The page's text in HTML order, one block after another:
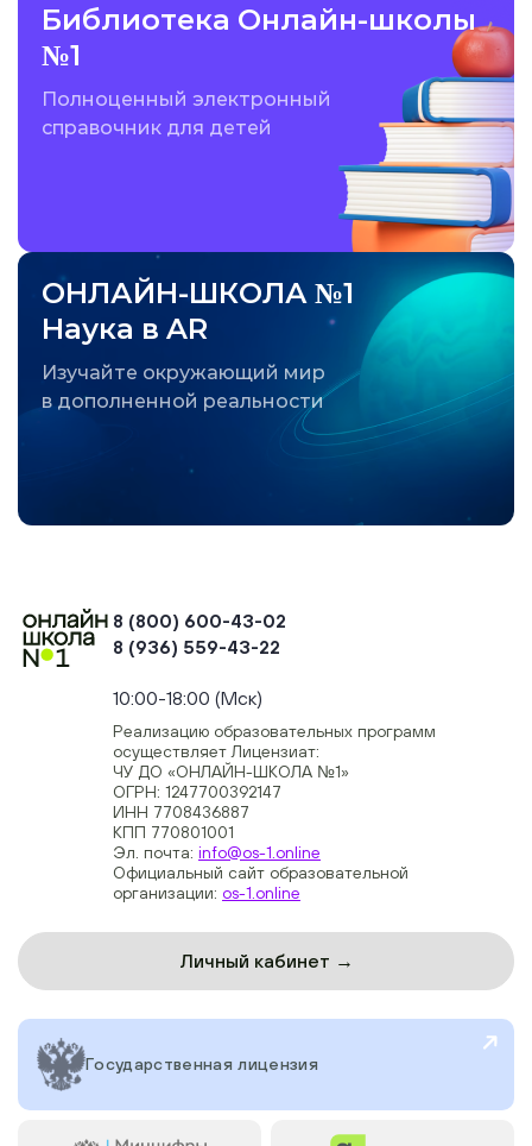
Библиотека Онлайн-школы
№1
Полноценный электронный
справочник для детей
ОНЛАЙН-ШКОЛА №1
Наука в AR
Изучайте окружающий мир
в дополненной реальности
8 (800) 600-43-02
8 (936) 559-43-22
10:00-18:00 (Мск)
Реализацию образовательных программ
осуществляет Лицензиат:
ЧУ ДО «ОНЛАЙН-ШКОЛА №1»
ОГРН: 1247700392147
ИНН 7708436887
КПП 770801001
Эл. почта: info@os-1.online
Официальный сайт образовательной
организации: os-1.online
Личный кабинет →
Государственная лицензия